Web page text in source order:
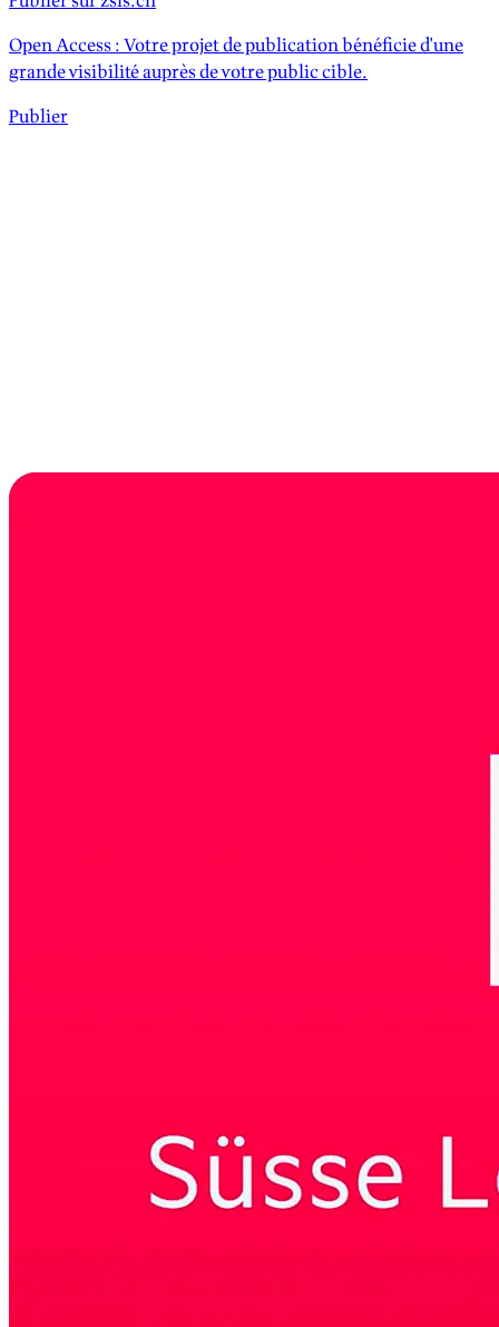
Open Access : Votre projet de publication bénéficie d'une
grande visibilité auprès de votre public cible.
Publier